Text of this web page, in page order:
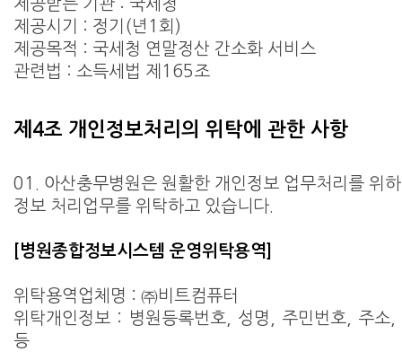
제공받는 기관 : 국세청
제공시기 : 정기(년1회)
제공목적 : 국세청 연말정산 간소화 서비스
관련법 : 소득세법 제165조
제4조 개인정보처리의 위탁에 관한 사항
01. 아산충무병원은 원활한 개인정보 업무처리를 위
정보 처리업무를 위탁하고 있습니다.
[병원종합정보시스템 운영위탁용역]
위탁용역업체명 : ㈜비트컴퓨터
위탁개인정보 : 병원등록번호, 성명, 주민번호, 주소,
등